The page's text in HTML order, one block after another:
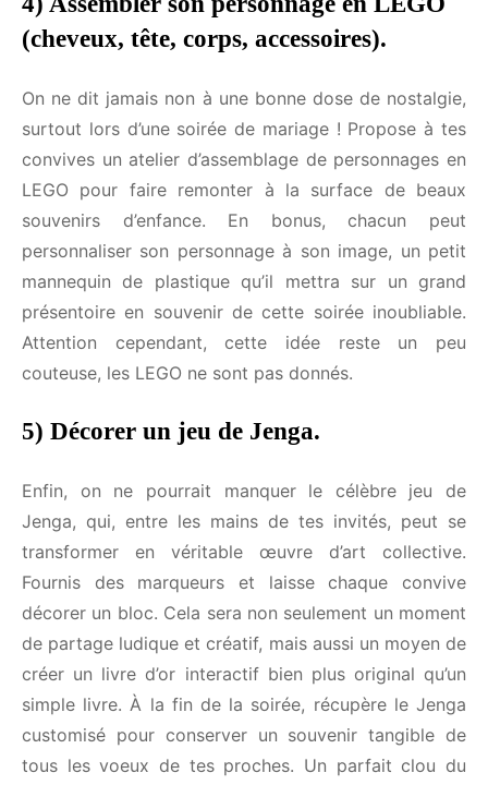
sortir tes pinceaux pour bricoler l’énorme support
de jeu nécessaire atypique.
4) Assembler son personnage en LEGO
(cheveux, tête, corps, accessoires).
On ne dit jamais non à une bonne dose de
nostalgie, surtout lors d’une soirée de mariage !
Propose à tes convives un atelier d’assemblage de
personnages en LEGO pour faire remonter à la
surface de beaux souvenirs d’enfance. En bonus,
chacun peut personnaliser son personnage à son
image, un petit mannequin de plastique qu’il mettra
soirée inoubliable. Attention cependant, cette idée
donnés.
5) Décorer un jeu de Jenga.
Enfin, on ne pourrait manquer le célèbre jeu de
Jenga, qui, entre les mains de tes invités, peut se
transformer en véritable œuvre d’art collective.
Fournis des marqueurs et laisse chaque convive
décorer un bloc. Cela sera non seulement un
moment de partage ludique et créatif, mais aussi
Tu peux te désinscrire à tout moment.